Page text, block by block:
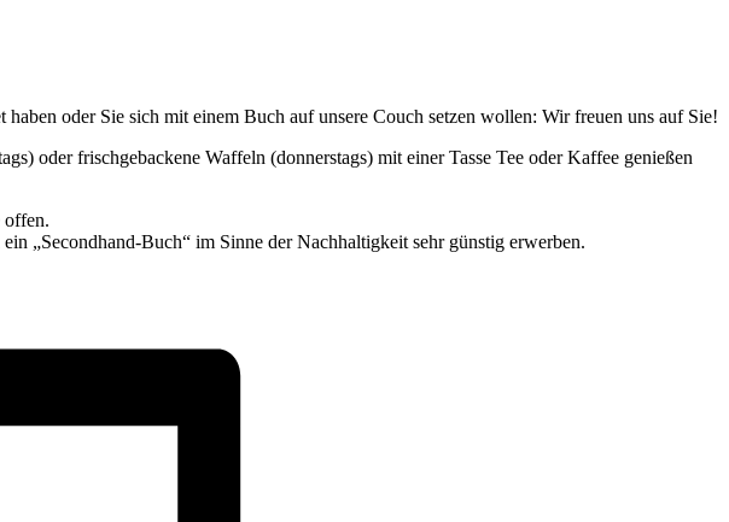
oder Sie sich mit einem Buch auf unsere Couch setzen wollen: Wir freuen uns auf Sie!
oder frischgebackene Waffeln (donnerstags) mit einer Tasse Tee oder Kaffee genießen
offen.
„Secondhand-Buch“ im Sinne der Nachhaltigkeit sehr günstig erwerben.